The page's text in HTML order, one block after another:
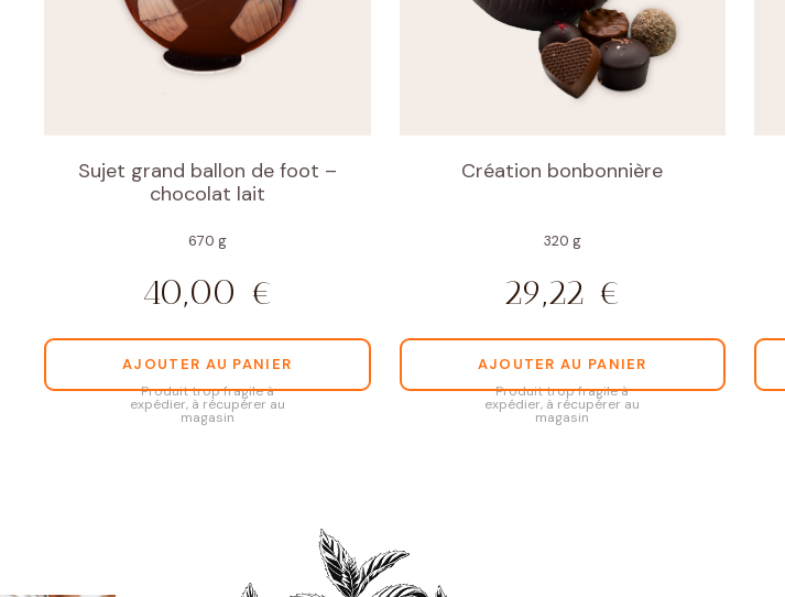
Sujet grand ballon de foot –
chocolat lait
670 g
40,00 €
AJOUTER AU PANIER
Produit trop fragile à
expédier, à récupérer au
magasin
Création bonbonnière
320 g
29,22 €
AJOUTER AU PANIER
Produit trop fragile à
expédier, à récupérer au
magasin